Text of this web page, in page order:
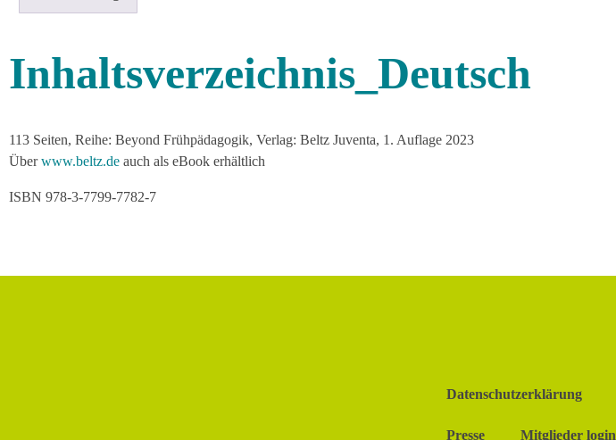
Inhaltsverzeichnis_Deutsch
113 Seiten, Reihe: Beyond Frühpädagogik, Verlag: Beltz Juventa, 1. Auflage 2023
Überwww.beltz.de auch als eBook erhältlich
ISBN 978-3-7799-7782-7
Datenschutzerklärung
Presse Mitglieder login